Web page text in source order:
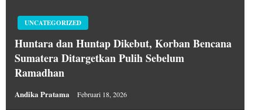
UNCATEGORIZED
Huntara dan Huntap Dikebut, Korban Bencana
Sumatera Ditargetkan Pulih Sebelum
Ramadhan
Andika Pratama Februari 18, 2026